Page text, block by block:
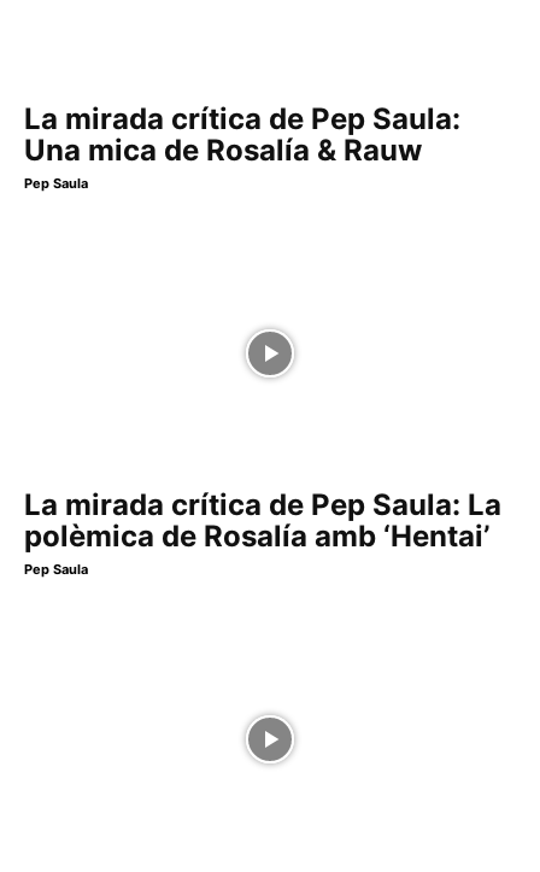
La mirada crítica de Pep Saula:
Una mica de Rosalía & Rauw
Pep Saula
La mirada crítica de Pep Saula: La
polèmica de Rosalía amb ‘Hentai’
Pep Saula